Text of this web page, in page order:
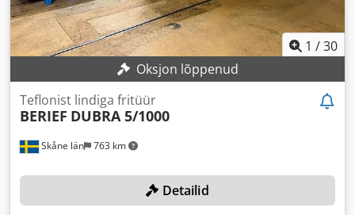
1 /30
Oksjon lõppenud
Skåne län 763 km
Teflonist lindiga fritüür
BERIEF DUBRA 5/1000
Detailid